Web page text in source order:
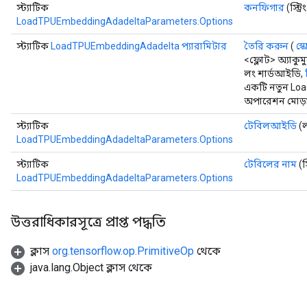
স্ট্যাটিক
LoadTPUEmbeddingAdadeltaParameters.Options
কনফিগার
স্ট্যাটিক LoadTPUEmbeddingAdadelta প্যারামিটার তৈরি করুন(
<ফ্লোট>
লং শার্ডআইডি,
একটি নতুন
অপারেশন
স্ট্যাটিক
LoadTPUEmbeddingAdadeltaParameters.Options
টেবিলআইডি
স্ট্যাটিক
LoadTPUEmbeddingAdadeltaParameters.Options
টেবিলের নাম
উত্তরাধিকারসূত্রে প্রাপ্ত পদ্ধতি
ক্লাস org.tensorflow.op.PrimitiveOp থেকে
java.lang.Object ক্লাস থেকে